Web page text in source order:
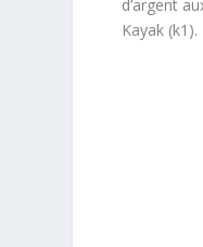
d’argent
Kayak (k1).